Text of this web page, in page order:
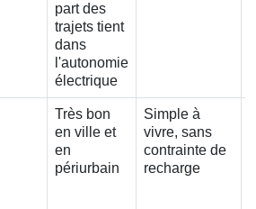
part des
trajets tient
dans
l'autonomie
électrique
Très bon
en ville et
en
périurbain
Simple à
vivre, sans
contrainte de
recharge